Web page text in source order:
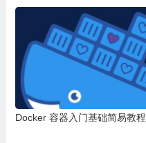
Docker 容器入门基础简易教程